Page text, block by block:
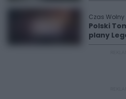
Czas Wolny
Polski
plany